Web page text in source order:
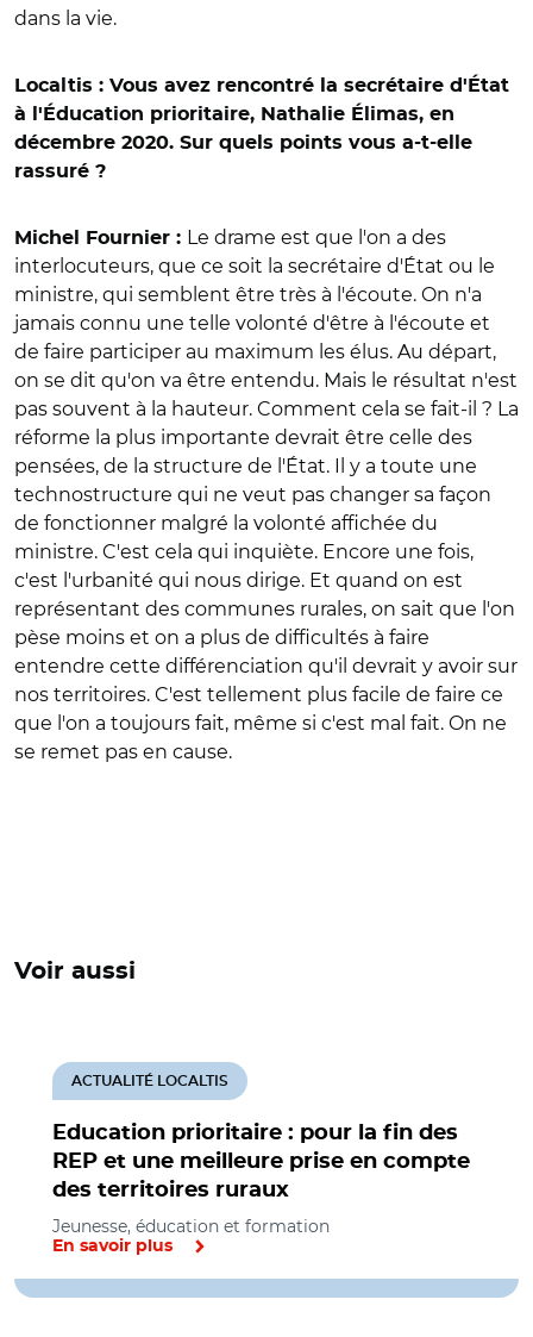
dans la vie.
Localtis : Vous avez rencontré la secrétaire d'État
à l'Éducation prioritaire, Nathalie Élimas, en
décembre 2020. Sur quels points vous a-t-elle
rassuré ?
Michel Fournier : Le drame est que l'on a des
interlocuteurs, que ce soit la secrétaire d'État ou le
ministre, qui semblent être très à l'écoute. On n'a
jamais connu une telle volonté d'être à l'écoute et
de faire participer au maximum les élus. Au départ,
on se dit qu'on va être entendu. Mais le résultat n'est
pas souvent à la hauteur. Comment cela se fait-il ? La
réforme la plus importante devrait être celle des
pensées, de la structure de l'État. Il y a toute une
technostructure qui ne veut pas changer sa façon
de fonctionner malgré la volonté affichée du
ministre. C'est cela qui inquiète. Encore une fois,
c'est l'urbanité qui nous dirige. Et quand on est
représentant des communes rurales, on sait que l'on
pèse moins et on a plus de difficultés à faire
entendre cette différenciation qu'il devrait y avoir sur
nos territoires. C'est tellement plus facile de faire ce
que l'on a toujours fait, même si c'est mal fait. On ne
se remet pas en cause.
Voir aussi
Education prioritaire : pour la fin des
REP et une meilleure prise en compte
des territoires ruraux
ACTUALITÉ LOCALTIS
Jeunesse, éducation et formation
En savoir plus